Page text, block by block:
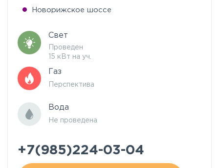
Новорижское шоссе
Свет
Проведен
15 кВт на уч.
Газ
Перспектива
Вода
Не проведена
+7(985)224-03-04